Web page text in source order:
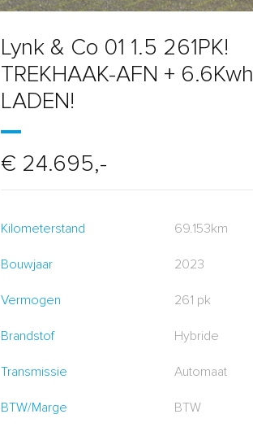
Lynk & Co 01 1.5 261PK!
TREKHAAK-AFN + 6.6Kwh
LADEN!
€ 24.695,-
Kilometerstand 69.153km
Bouwjaar 2023
Vermogen 261 pk
Brandstof Hybride
Transmissie Automaat
BTW/Marge BTW